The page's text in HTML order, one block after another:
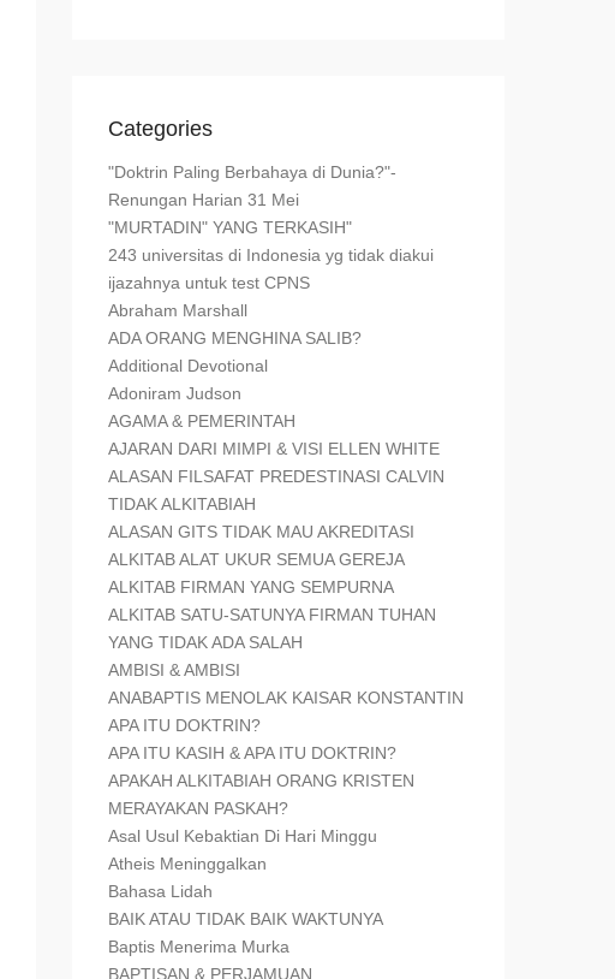
Categories
"Doktrin Paling Berbahaya di Dunia?"-
Renungan Harian 31 Mei
"MURTADIN" YANG TERKASIH"
243 universitas di Indonesia yg tidak diakui
ijazahnya untuk test CPNS
Abraham Marshall
ADA ORANG MENGHINA SALIB?
Additional Devotional
Adoniram Judson
AGAMA & PEMERINTAH
AJARAN DARI MIMPI & VISI ELLEN WHITE
ALASAN FILSAFAT PREDESTINASI CALVIN
TIDAK ALKITABIAH
ALASAN GITS TIDAK MAU AKREDITASI
ALKITAB ALAT UKUR SEMUA GEREJA
ALKITAB FIRMAN YANG SEMPURNA
ALKITAB SATU-SATUNYA FIRMAN TUHAN
YANG TIDAK ADA SALAH
AMBISI & AMBISI
ANABAPTIS MENOLAK KAISAR KONSTANTIN
APA ITU DOKTRIN?
APA ITU KASIH & APA ITU DOKTRIN?
APAKAH ALKITABIAH ORANG KRISTEN
MERAYAKAN PASKAH?
Asal Usul Kebaktian Di Hari Minggu
Atheis Meninggalkan
Bahasa Lidah
BAIK ATAU TIDAK BAIK WAKTUNYA
Baptis Menerima Murka
BAPTISAN & PERJAMUAN